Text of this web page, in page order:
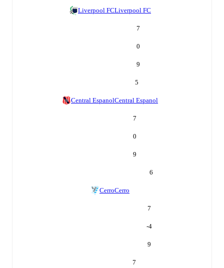
Liverpool FCLiverpool FC
7
0
9
5
Central EspanolCentral Espanol
7
0
9
6
CerroCerro
7
-4
9
7